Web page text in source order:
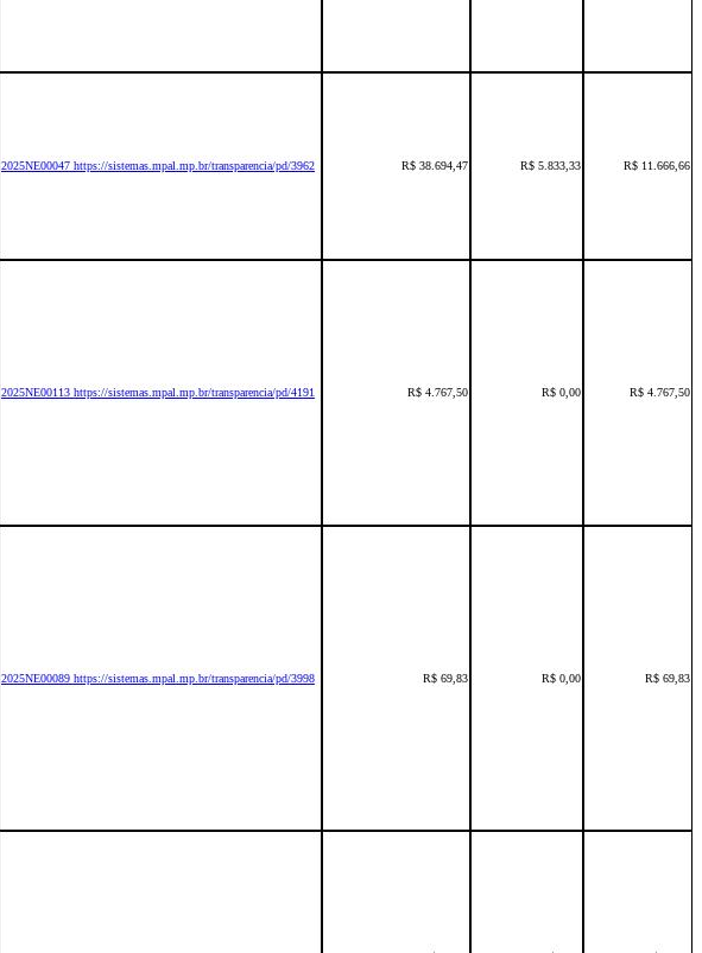
2025NE00047 https://sistemas.mpal.mp.br/transparencia/pd/3962 R$ 38.694,47 R$ 5.833,33 R$ 11.666,66
2025NE00113 https://sistemas.mpal.mp.br/transparencia/pd/4191 R$ 4.767,50 R$ 0,00 R$ 4.767,50
2025NE00089 https://sistemas.mpal.mp.br/transparencia/pd/3998 R$ 69,83 R$ 0,00 R$ 69,83